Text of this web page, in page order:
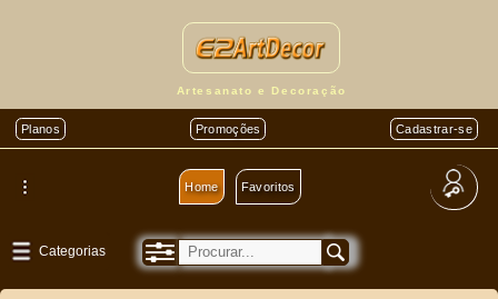
Artesanato e Decoração
Planos Promoções Cadastrar-se
Home Favoritos
Categorias